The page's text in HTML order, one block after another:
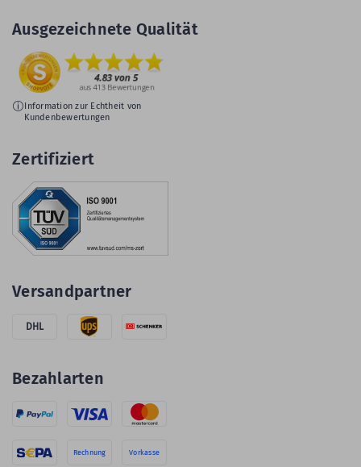
Ausgezeichnete Qualität
Information zur Echtheit von
Kundenbewertungen
Zertifiziert
Versandpartner
DHL
Bezahlarten
Rechnung Vorkasse